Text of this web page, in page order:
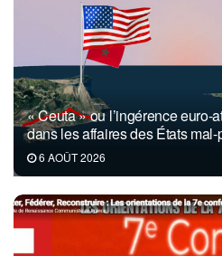
« Ceuta » ou l’ingérence euro-
dans les affaires des États
6 AOÛT 2026